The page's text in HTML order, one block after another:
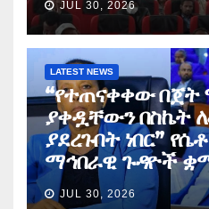
JUL 30, 2026
LATEST NEWS
“የተጠናቀቀው
ያቀዷቸውን በስኬት
ያደረጉበት ነበር”
ማኅበራዊ ጉዳዮች
JUL 30, 2026